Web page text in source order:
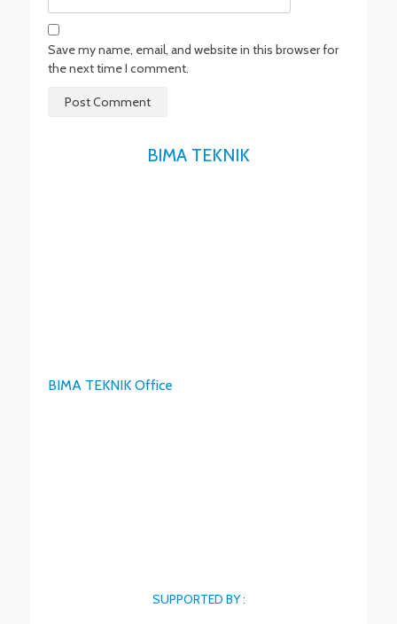
Save my name, email, and website in this browser for
the next time I comment.
BIMA TEKNIK
BIMA TEKNIK Office
SUPPORTED BY :